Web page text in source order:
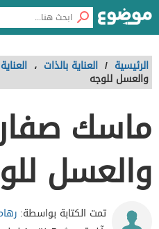
الرئيسية / العناية بالذات ،
والعسل للوجه
ماسك
والعسل
تمت الكتابة بواسطة: